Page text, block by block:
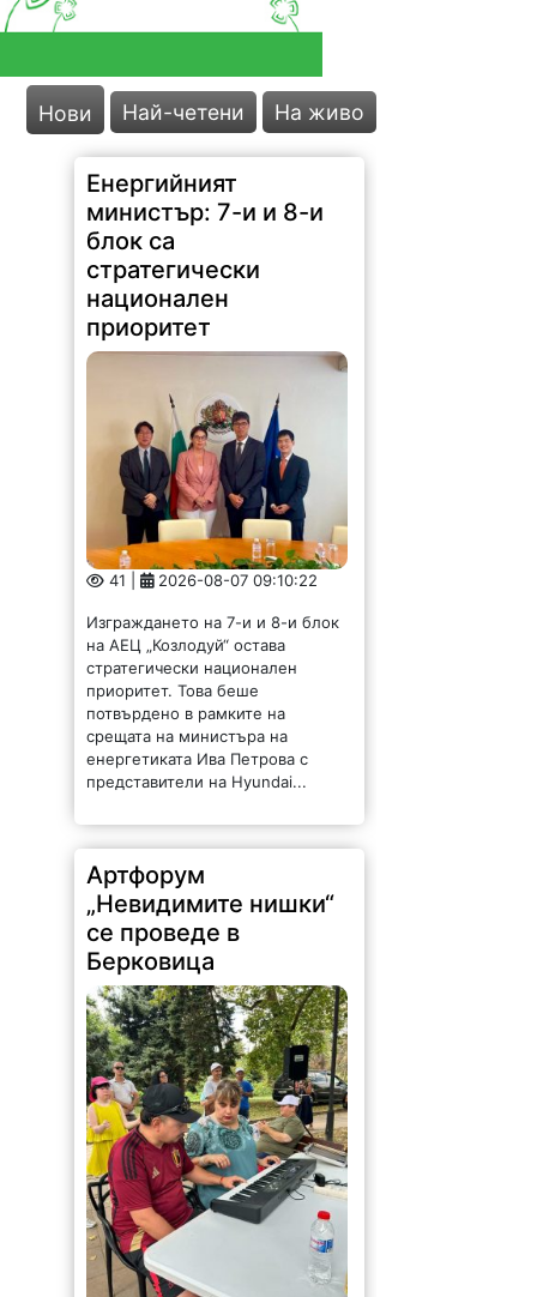
Нови Най-четени На живо
Енергийният
министър: 7-и и 8-и
блок са
стратегически
национален
приоритет
41 | 2026-08-07 09:10:22
на АЕЦ „Козлодуй“ остава
стратегически национален
приоритет. Това беше
потвърдено в рамките на
срещата на министъра на
енергетиката Ива Петрова с
представители на Hyundai...
Артфорум
„Невидимите нишки“
се проведе в
Берковица